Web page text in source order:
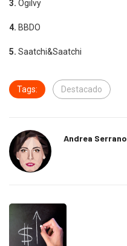
3. Ogilvy
4. BBDO
5. Saatchi&Saatchi
Tags: Destacado
Andrea Serrano